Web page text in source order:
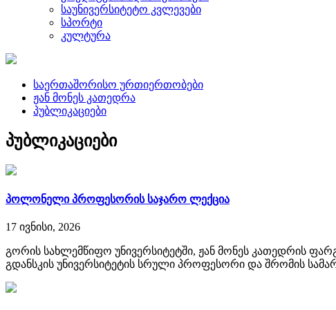
საუნივერსიტეტო კვლევები
სპორტი
კულტურა
საერთაშორისო ურთიერთობები
ჟან მონეს კათედრა
პუბლიკაციები
პუბლიკაციები
პოლონელი პროფესორის საჯარო ლექცია
17 ივნისი, 2026
გორის სახლემწიფო უნივერსიტეტში, ჟან მონეს კათედრის
გდანსკის უნივერსიტეტის სრული პროფესორი და შრომის